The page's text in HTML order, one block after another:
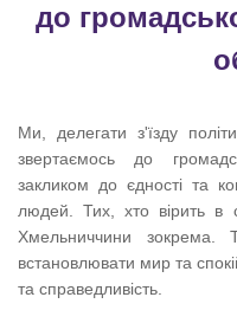
до
Ми, делегати з'їзду
звертаємось до
закликом до єдності та
людей. Тих, хто вірить в
Хмельниччини зокрема.
встановлювати мир та
та справедливість.